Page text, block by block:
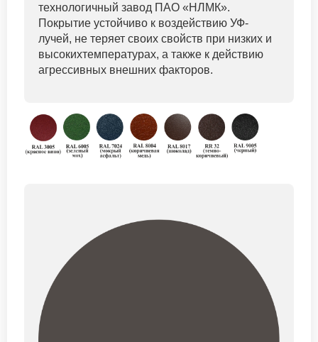
технологичный завод ПАО «НЛМК».
Покрытие устойчиво к воздействию УФ-
лучей, не теряет своих свойств при низких и
высокихтемпературах, а также к действию
агрессивных внешних факторов.